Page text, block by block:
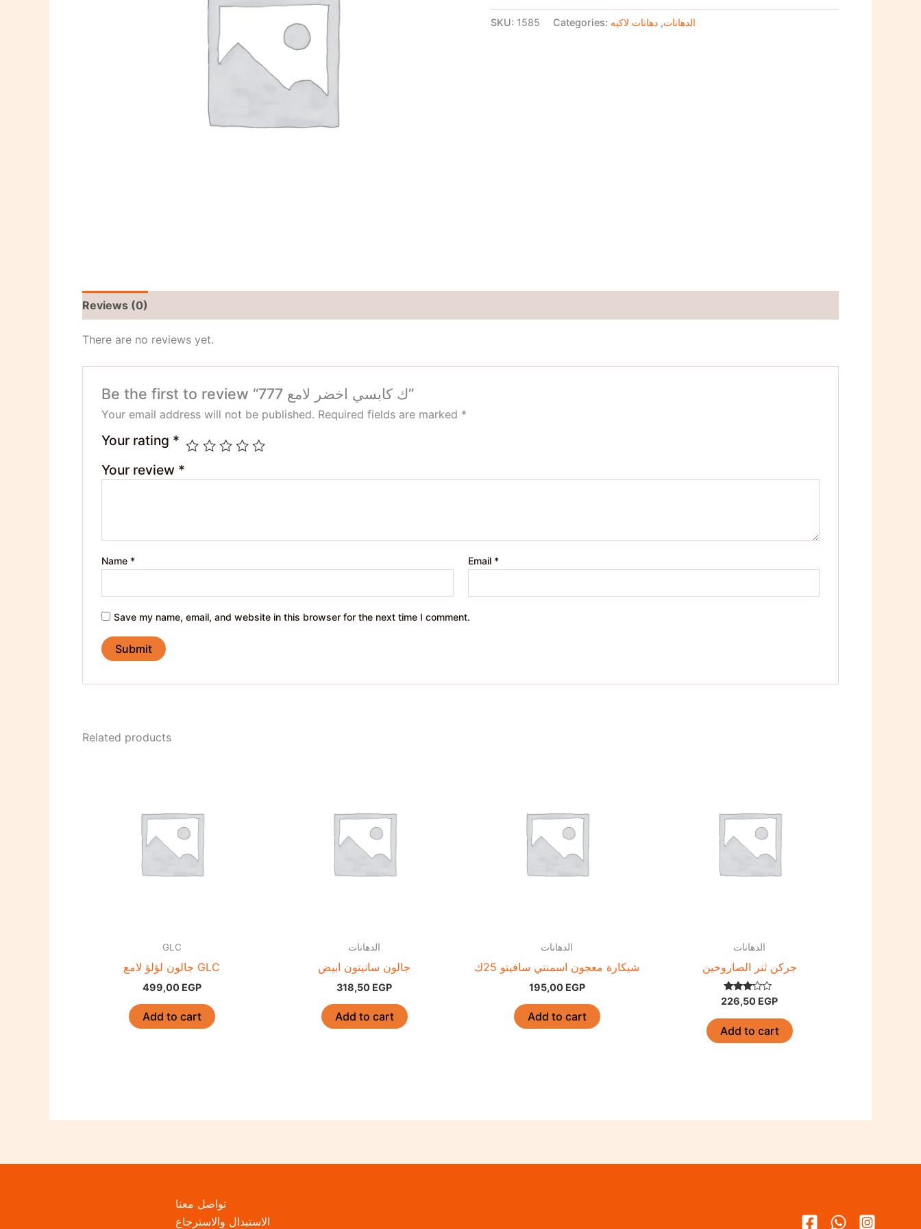
SKU: 1585 Categories: الدهانات, دهانات لاكيه
Reviews (0)
There are no reviews yet.
Be the first to review “ك كابسي اخضر لامع 777”
Your email address will not be published. Required fields are marked *
Your rating *
Your review *
Name * Email *
Save my name, email, and website in this browser for the next time I comment.
Related products
GLC
جالون لؤلؤ لامع GLC
499,00 EGP
Add to cart
الدهانات
جالون سانيتون ابيض
318,50 EGP
Add to cart
الدهانات
شيكارة معجون اسمنتي سافيتو 25ك
195,00 EGP
Add to cart
الدهانات
جركن ثنر الصاروخين
Rated
3.00
out of
5
226,50 EGP
Add to cart
تواصل معنا
الاستبدال والاسترجاع